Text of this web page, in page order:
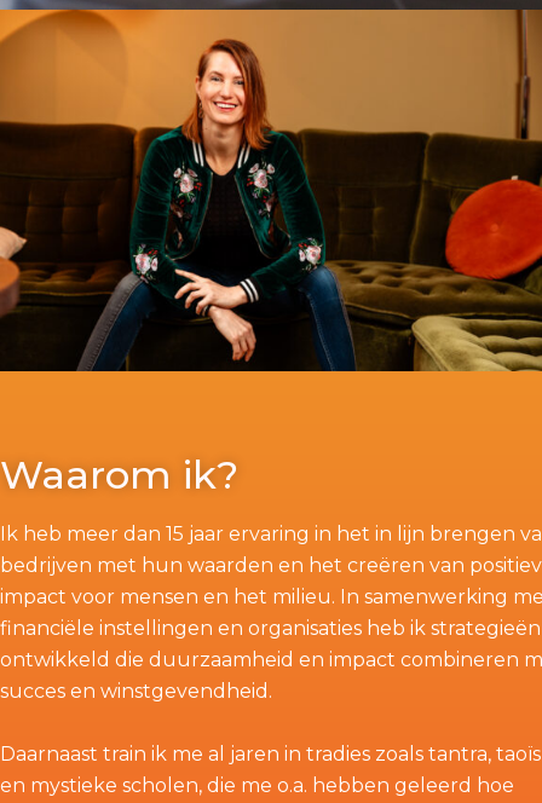
Waarom ik?
Ik heb meer dan 15 jaar ervaring in het in lijn brengen
bedrijven met hun waarden en het creëren van
impact voor mensen en het milieu. In samenwerking
financiële instellingen en organisaties heb ik strategieën
ontwikkeld die duurzaamheid en impact combineren
succes en winstgevendheid.
Daarnaast train ik me al jaren in tradies zoals tantra,
en mystieke scholen, die me o.a. hebben geleerd hoe